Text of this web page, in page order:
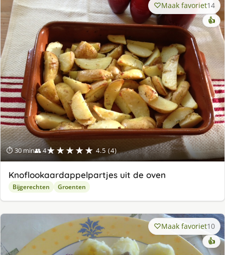
⏱ 30 min👥 4★★★★★ 4.5 (4)
Maak favoriet14
👍
Knoflookaardappelpartjes uit de oven
Bijgerechten Groenten
Maak favoriet10
👍